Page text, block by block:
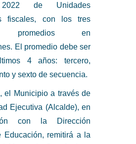
de Unidades
fiscales, con los tres
promedios en
El promedio debe ser
4 años: tercero,
y sexto de secuencia.
el Municipio a través de
Ejecutiva (Alcalde), en
con la Dirección
Educación, remitirá a la